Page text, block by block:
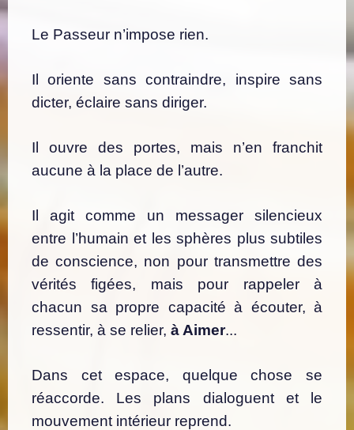
Le Passeur n’impose rien.
Il oriente sans contraindre, inspire sans
dicter, éclaire sans diriger.
Il ouvre des portes, mais n’en franchit
aucune à la place de l’autre.
Il agit comme un messager silencieux
entre l’humain et les sphères plus subtiles
de conscience, non pour transmettre des
vérités figées, mais pour rappeler à
chacun sa propre capacité à écouter, à
ressentir, à se relier, à Aimer...
Dans cet espace, quelque chose se
réaccorde. Les plans dialoguent et le
mouvement intérieur reprend.